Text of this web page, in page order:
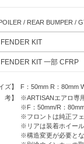
/ REAR BUMPER /
KIT
KIT 一部 CFRP
ズ】
F：50mm R：80mm
考】
※ARTISANエアロ専
※F：50mm/R：
※フロントは純正フ
※リアは装着ホイー
※構造変更が必要とな